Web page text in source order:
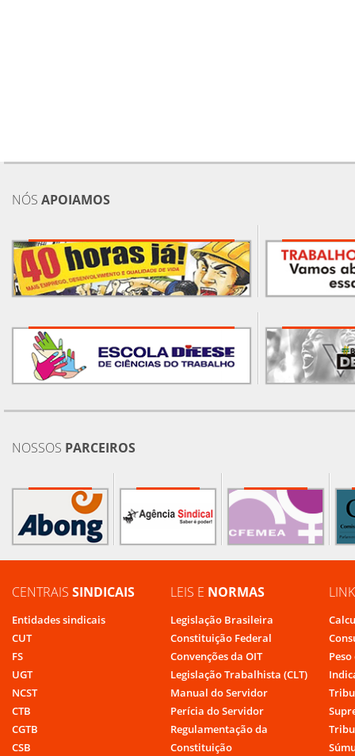
NÓS APOIAMOS
NOSSOS PARCEIROS
CENTRAIS SINDICAIS
Entidades sindicais
CUT
FS
UGT
NCST
CTB
CGTB
CSB
LEIS E NORMAS
Legislação Brasileira
Constituição Federal
Convenções da OIT
Legislação Trabalhista (CLT)
Manual do Servidor
Perícia do Servidor
Regulamentação da
Constituição